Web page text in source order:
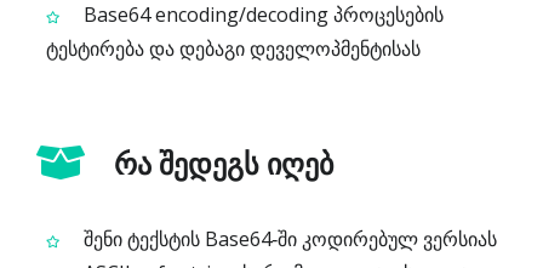
Base64 encoding/decoding პროცესების
ტესტირება და დებაგი დეველოპმენტისას
რა შედეგს იღებ
შენი ტექსტის Base64‑ში კოდირებულ ვერსიას